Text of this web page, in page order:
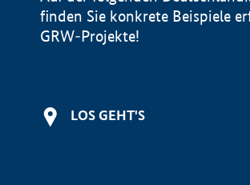
finden Sie konkrete Beispiele
GRW-Projekte!
LOS GEHT'S